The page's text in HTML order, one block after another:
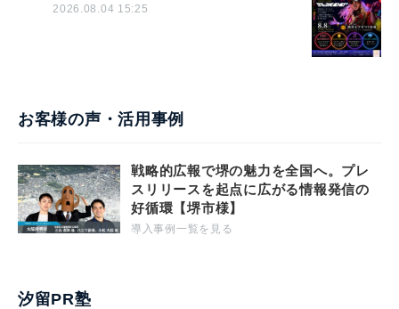
2026.08.04 15:25
お客様の声・活用事例
戦略的広報で堺の魅力を全国へ。プレ
スリリースを起点に広がる情報発信の
好循環【堺市様】
導入事例一覧を見る
汐留PR塾